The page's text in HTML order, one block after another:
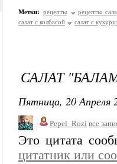
Метки: рецепты
рецепты
салат с колбасой
салат с
САЛАТ
Пятница, 20 Апреля
Pepel_Rozi все
Это цитата
цитатник или